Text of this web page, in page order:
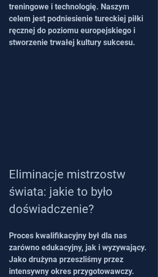
treningowe i technologię. Naszym
celem jest podniesienie tureckiej piłki
ręcznej do poziomu europejskiego i
stworzenie trwałej kultury sukcesu.
Eliminacje mistrzostw
świata: jakie to było
doświadczenie?
Proces kwalifikacyjny był dla nas
zarówno edukacyjny, jak i wyzywający.
Jako drużyna przeszliśmy przez
intensywny okres przygotowawczy.